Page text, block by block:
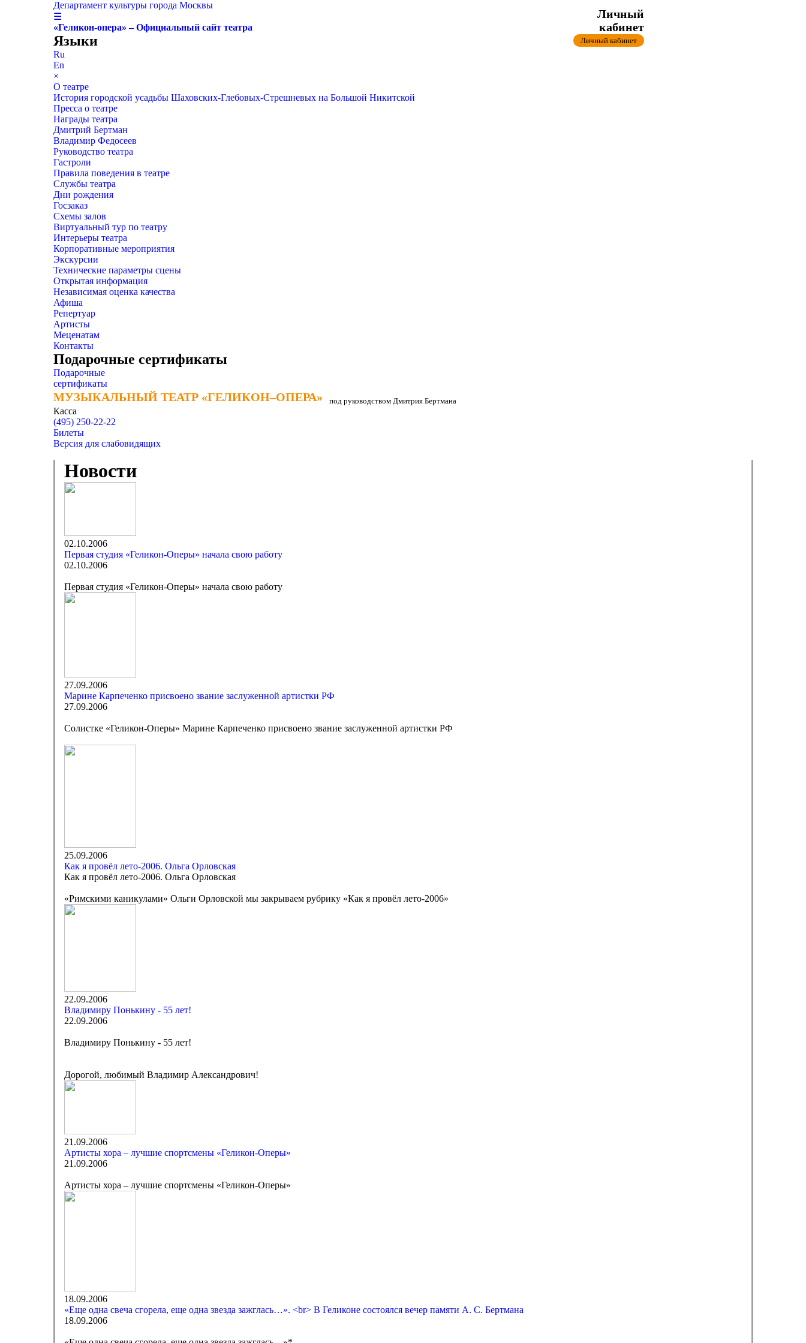
Департамент культуры города Москвы
☰
«Геликон-опера» – Официальный сайт театра
Языки
Ru
En
×
О театре
История городской усадьбы Шаховских-Глебовых-Стрешневых на Большой Никитской
Пресса о театре
Награды театра
Дмитрий Бертман
Владимир Федосеев
Руководство театра
Гастроли
Правила поведения в театре
Службы театра
Дни рождения
Госзаказ
Схемы залов
Виртуальный тур по театру
Интерьеры театра
Корпоративные мероприятия
Экскурсии
Технические параметры сцены
Открытая информация
Независимая оценка качества
Афиша
Репертуар
Артисты
Меценатам
Контакты
Подарочные сертификаты
Подарочные
сертификаты
МУЗЫКАЛЬНЫЙ ТЕАТР «ГЕЛИКОН–ОПЕРА»
МУЗЫКАЛЬНЫЙ ТЕАТР «ГЕЛИКОН–ОПЕРА» под руководством Дмитрия Бертмана
Касса
(495) 250-22-22
Личный
кабинет
Личный кабинет
Билеты
Версия для слабовидящих
Новости
02.10.2006
Первая студия «Геликон-Оперы» начала свою работу
02.10.2006
Первая студия «Геликон-Оперы» начала свою работу
27.09.2006
Марине Карпеченко присвоено звание заслуженной артистки РФ
27.09.2006
Солистке «Геликон-Оперы» Марине Карпеченко присвоено звание заслуженной артистки РФ
25.09.2006
Как я провёл лето-2006. Ольга Орловская
Как я провёл лето-2006. Ольга Орловская
«Римскими каникулами» Ольги Орловской мы закрываем рубрику «Как я провёл лето-2006»
22.09.2006
Владимиру Понькину - 55 лет!
22.09.2006
Владимиру Понькину - 55 лет!
Дорогой, любимый Владимир Александрович!
21.09.2006
Артисты хора – лучшие спортсмены «Геликон-Оперы»
21.09.2006
Артисты хора – лучшие спортсмены «Геликон-Оперы»
18.09.2006
«Еще одна свеча сгорела, еще одна звезда зажглась…». <br> В Геликоне состоялся вечер памяти А. С. Бертмана
18.09.2006